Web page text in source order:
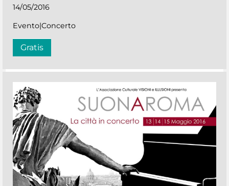
14/05/2016
Evento|Concerto
Gratis